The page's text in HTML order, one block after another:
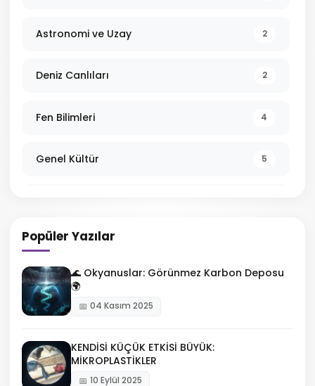
Astronomi ve Uzay 2
Deniz Canlıları 2
Fen Bilimleri 4
Genel Kültür 5
İklim ve Çevre
Mevzuat
Planetaryum
Popüler Yazılar
🌊 Okyanuslar: Görünmez Karbon Deposu
🌍
04 Kasım 2025
KENDİSİ KÜÇÜK ETKİSİ BÜYÜK:
MİKROPLASTİKLER
10 Eylül 2025